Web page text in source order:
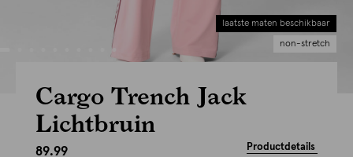
laatste maten beschikbaar
non-stretch
Cargo Trench Jack
Lichtbruin
89.99 Productdetails